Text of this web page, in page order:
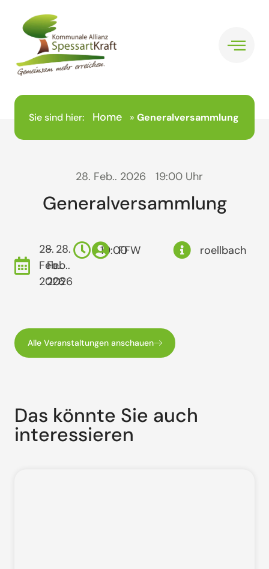
Sie sind hier: Home » Generalversammlung
28. Feb.. 2026 19:00 Uhr
Generalversammlung
28.
Feb..
2026
- 28.
Feb..
2026
19:00FFW roellbach
Alle Veranstaltungen anschauen
Das könnte Sie auch
interessieren